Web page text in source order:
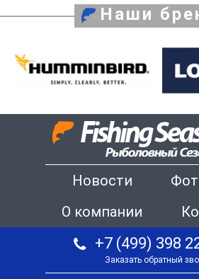
Наши
Новости
О компании
+7 (499) 398
Заказать обратный